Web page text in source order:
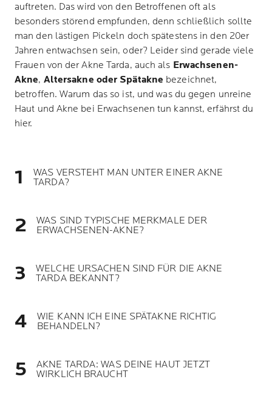
auftreten. Das wird von den Betroffenen oft als
besonders störend empfunden, denn schließlich sollte
man den lästigen Pickeln doch spätestens in den 20er
Jahren entwachsen sein, oder? Leider sind gerade viele
Frauen von der Akne Tarda, auch als Erwachsenen-
Akne, Altersakne oder Spätakne bezeichnet,
betroffen. Warum das so ist, und was du gegen unreine
Haut und Akne bei Erwachsenen tun kannst, erfährst du
hier.
WAS VERSTEHT MAN UNTER EINER AKNE
TARDA?
WAS SIND TYPISCHE MERKMALE DER
ERWACHSENEN-AKNE?
WELCHE URSACHEN SIND FÜR DIE AKNE
TARDA BEKANNT?
WIE KANN ICH EINE SPÄTAKNE RICHTIG
BEHANDELN?
AKNE TARDA: WAS DEINE HAUT JETZT
WIRKLICH BRAUCHT